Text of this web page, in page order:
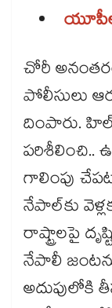
చోరీ
పోలీసులు
దింపారు.
పరిశీలించి..
గాలింపు
నేపాల్​కు
రాష్ట్రాలపై
నేపాలీ
అదుపులోకి